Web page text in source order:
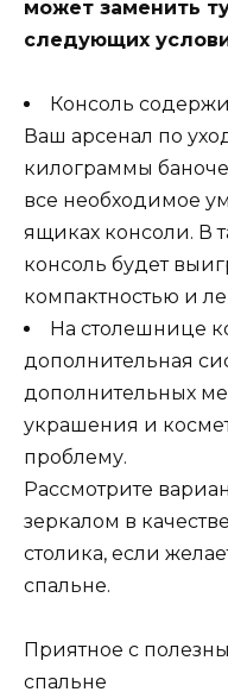
может заменить
следующих
Консоль
Ваш арсенал по
килограммы
все необходимое
ящиках консоли. В
консоль будет
компактностью и
На столешнице
дополнительная
дополнительных
украшения и
проблему.
Рассмотрите
зеркалом в
столика, если
спальне.
Приятное с
спальне